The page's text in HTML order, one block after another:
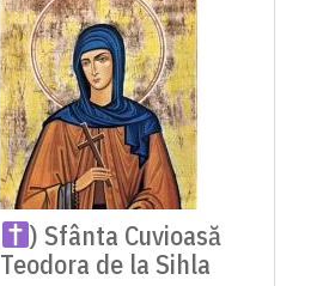
) Sfânta Cuvioasă
Teodora de la Sihla